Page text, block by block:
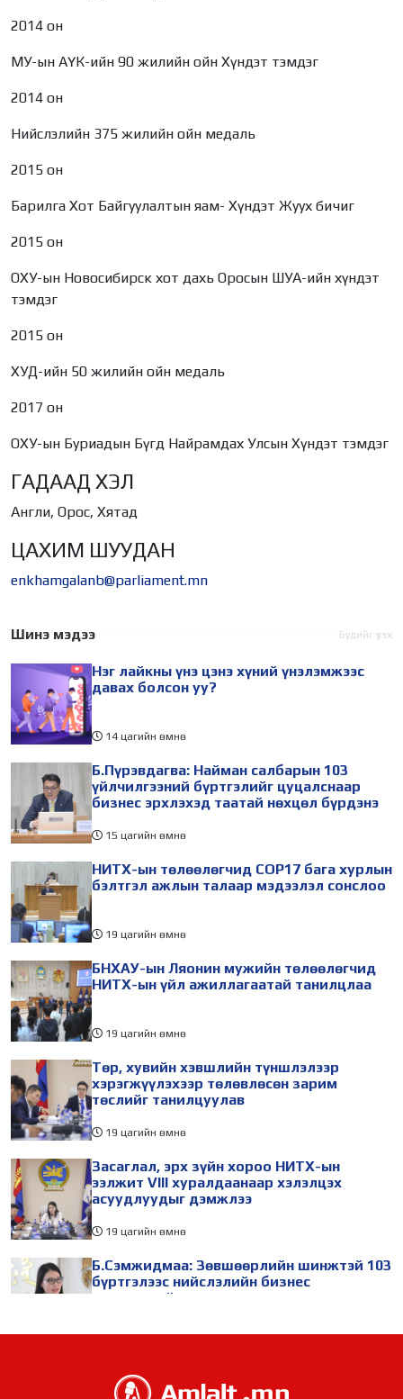
2014 он
МУ-ын АҮК-ийн 90 жилийн ойн Хүндэт тэмдэг
2014 он
Нийслэлийн 375 жилийн ойн медаль
2015 он
Барилга Хот Байгуулалтын яам- Хүндэт Жуух бичиг
2015 он
ОХУ-ын Новосибирск хот дахь Оросын ШУА-ийн хүндэт
тэмдэг
2015 он
ХУД-ийн 50 жилийн ойн медаль
2017 он
ОХУ-ын Буриадын Бүгд Найрамдах Улсын Хүндэт тэмдэг
ГАДААД ХЭЛ
Англи, Орос, Хятад
ЦАХИМ ШУУДАН
enkhamgalanb@parliament.mn
Шинэ мэдээ Бүгдийг үзэх
Нэг лайкны үнэ цэнэ хүний үнэлэмжээс
давах болсон уу?
14 цагийн өмнө
Б.Пүрэвдагва: Найман салбарын 103
үйлчилгээний бүртгэлийг цуцалснаар
бизнес эрхлэхэд таатай нөхцөл бүрдэнэ
15 цагийн өмнө
НИТХ-ын төлөөлөгчид COP17 бага хурлын
бэлтгэл ажлын талаар мэдээлэл сонслоо
19 цагийн өмнө
БНХАУ-ын Ляонин мужийн төлөөлөгчид
НИТХ-ын үйл ажиллагаатай танилцлаа
19 цагийн өмнө
Төр, хувийн хэвшлийн түншлэлээр
хэрэгжүүлэхээр төлөвлөсөн зарим
төслийг танилцуулав
19 цагийн өмнө
Засаглал, эрх зүйн хороо НИТХ-ын
ээлжит VIII хуралдаанаар хэлэлцэх
асуудлуудыг дэмжлээ
19 цагийн өмнө
Б.Сэмжидмаа: Зөвшөөрлийн шинжтэй 103
бүртгэлээс нийслэлийн бизнес
эрхлэгчдийг чөлөөллөө
төсвийн талаарх ерөнхий хяналтын